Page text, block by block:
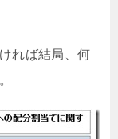
れば結局、何